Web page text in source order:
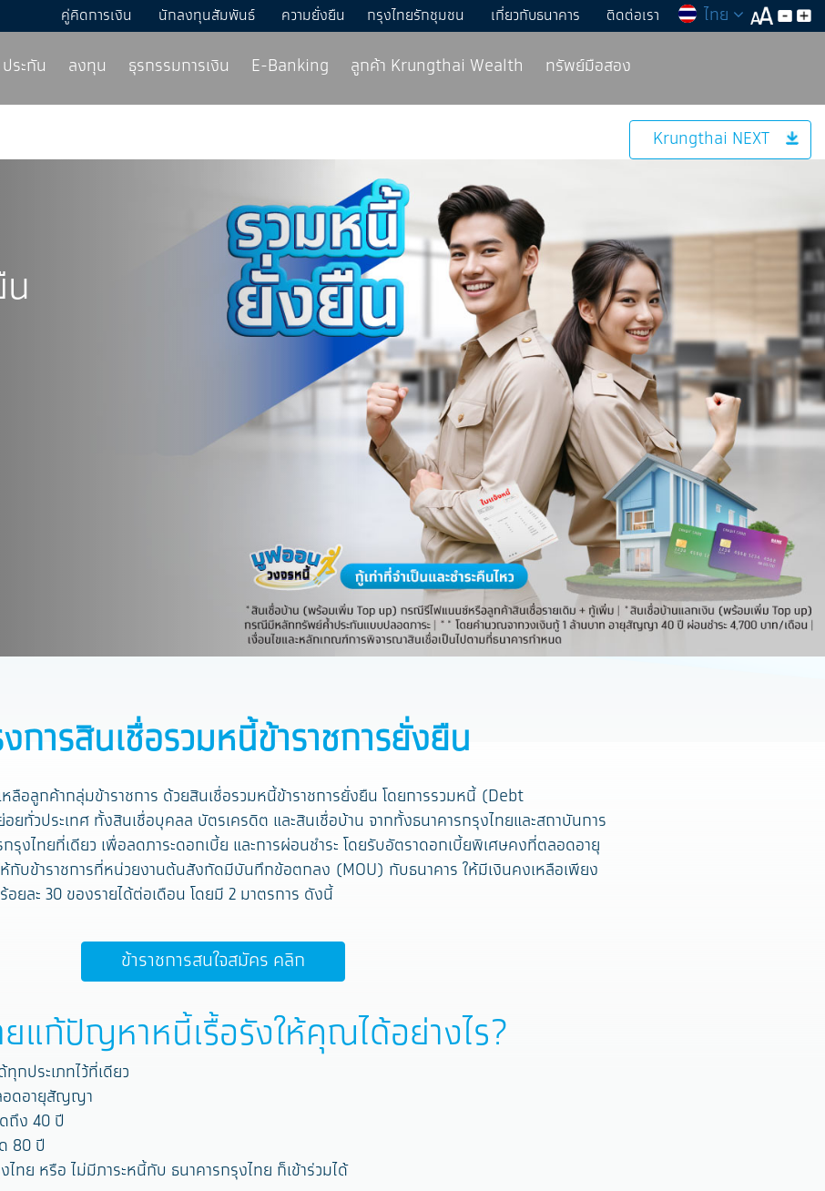
คู่คิดการเงิน นักลงทุนสัมพันธ์ ความยั่งยืน กรุงไทยรักชุมชน เกี่ยวกับธนาคาร ติดต่อเรา ไทย
ประกัน ลงทุน ธุรกรรมการเงิน E-Banking ลูกค้า Krungthai Wealth ทรัพย์มือสอง
Krungthai NEXT
การสินเชื่อรวมหนี้ข้าราชการยั่งยืน
หลือลูกค้ากลุ่มข้าราชการ ด้วยสินเชื่อรวมหนี้ข้าราชการยั่งยืน โดยการรวมหนี้ (Debt
ทั่วประเทศ ทั้งสินเชื่อบุคลล บัตรเครดิต และสินเชื่อบ้าน จากทั้งธนาคารกรุงไทยและสถาบันการ
กรุงไทยที่เดียว เพื่อลดภาระดอกเบี้ย และการผ่อนชำระ โดยรับอัตราดอกเบี้ยพิเศษคงที่ตลอดอายุ
บข้าราชการที่หน่วยงานต้นสังกัดมีบันทึกข้อตกลง (MOU) กับธนาคาร ให้มีเงินคงเหลือเพียง
ยละ 30 ของรายได้ต่อเดือน โดยมี 2 มาตรการ ดังนี้
ข้าราชการสนใจสมัคร คลิก
แก้ปัญหาหนี้เรื้อรังให้คุณได้อย่างไร?
กประเภทไว้ที่เดียว
อดอายุสัญญา
ถึง 40 ปี
80 ปี
ไทย หรือ ไม่มีภาระหนี้กับ ธนาคารกรุงไทย ก็เข้าร่วมได้